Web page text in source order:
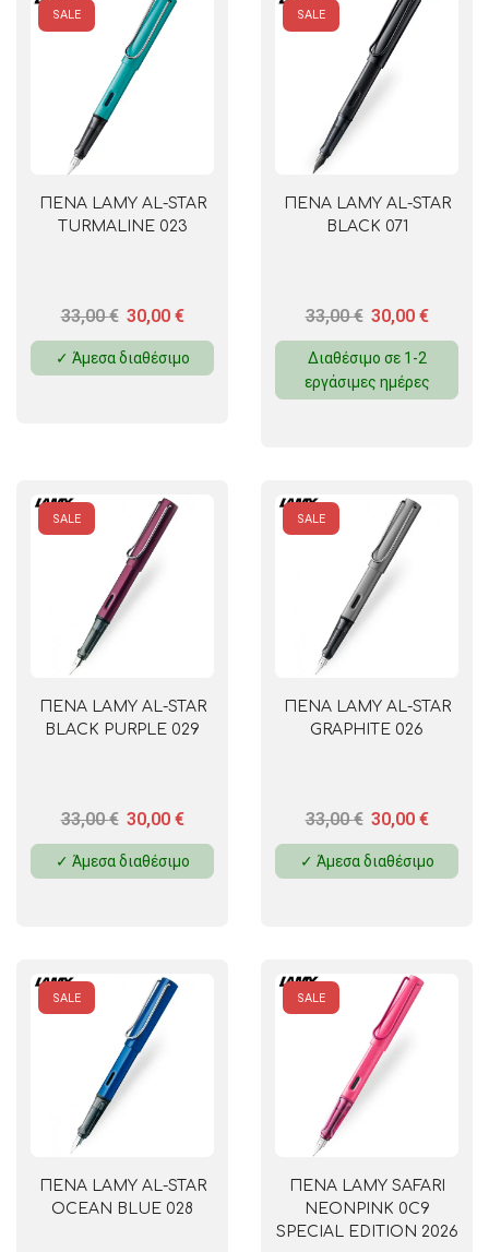
SALE
ΠΕΝΑ LAMY AL-STAR
TURMALINE 023
33,00€ 30,00 €
✓ Άμεσα διαθέσιμο
SALE
ΠΕΝΑ LAMY AL-STAR
BLACK 071
33,00€ 30,00 €
Διαθέσιμο σε 1-2
εργάσιμες ημέρες
SALE
ΠΕΝΑ LAMY AL-STAR
BLACK PURPLE 029
33,00€ 30,00 €
✓ Άμεσα διαθέσιμο
SALE
ΠΕΝΑ LAMY AL-STAR
GRAPHITE 026
33,00€ 30,00 €
✓ Άμεσα διαθέσιμο
SALE
ΠΕΝΑ LAMY AL-STAR
OCEAN BLUE 028
SALE
ΠΕΝΑ LAMY SAFARI
NEONPINK 0C9
SPECIAL EDITION 2026